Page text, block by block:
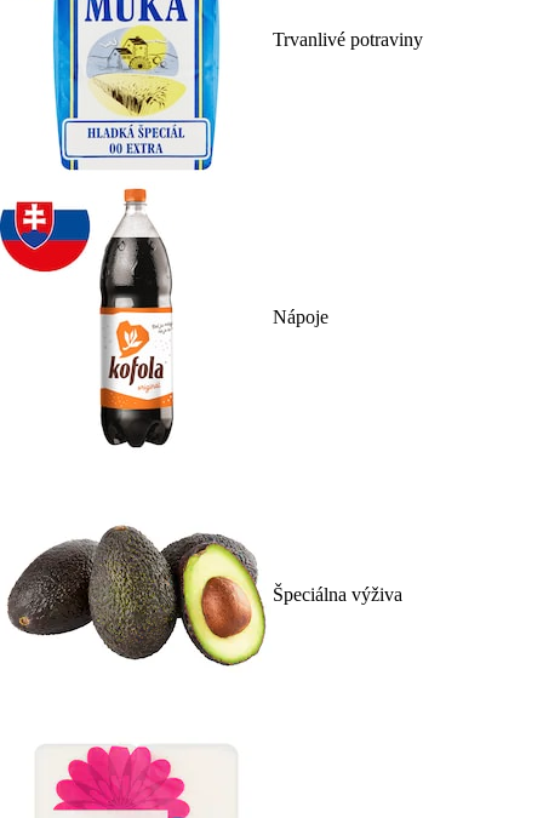
Trvanlivé potraviny
Nápoje
Špeciálna výživa